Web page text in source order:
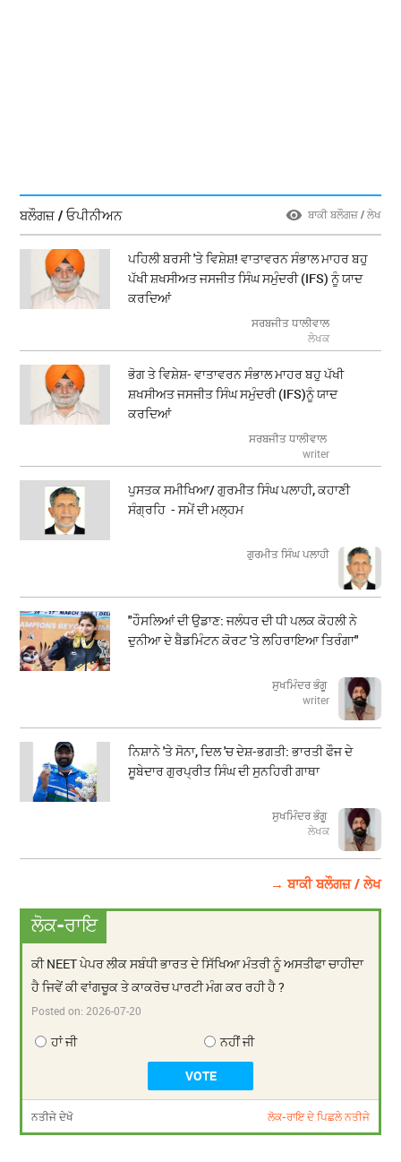
ਬਲੌਗਜ਼ / ਓਪੀਨੀਅਨ ਬਾਕੀ ਬਲੌਗਜ਼ / ਲੇਖ
ਪਹਿਲੀ ਬਰਸੀ 'ਤੇ ਵਿਸ਼ੇਸ਼! ਵਾਤਾਵਰਨ ਸੰਭਾਲ ਮਾਹਰ ਬਹੁ
ਪੱਖੀ ਸ਼ਖਸੀਅਤ ਜਸਜੀਤ ਸਿੰਘ ਸਮੁੰਦਰੀ (IFS) ਨੂੰ ਯਾਦ
ਕਰਦਿਆਂ
ਸਰਬਜੀਤ ਧਾਲੀਵਾਲ
ਲੇਖਕ
ਭੋਗ ਤੇ ਵਿਸ਼ੇਸ਼- ਵਾਤਾਵਰਨ ਸੰਭਾਲ ਮਾਹਰ ਬਹੁ ਪੱਖੀ
ਸ਼ਖਸੀਅਤ ਜਸਜੀਤ ਸਿੰਘ ਸਮੁੰਦਰੀ (IFS)ਨੂੰ ਯਾਦ
ਕਰਦਿਆਂ
ਸਰਬਜੀਤ ਧਾਲੀਵਾਲ
writer
ਪੁਸਤਕ ਸਮੀਖਿਆ/ ਗੁਰਮੀਤ ਸਿੰਘ ਪਲਾਹੀ, ਕਹਾਣੀ
ਸੰਗ੍ਰਹਿ - ਸਮੇਂ ਦੀ ਮਲ੍ਹਮ
ਗੁਰਮੀਤ ਸਿੰਘ ਪਲਾਹੀ
"ਹੌਸਲਿਆਂ ਦੀ ਉਡਾਣ: ਜਲੰਧਰ ਦੀ ਧੀ ਪਲਕ ਕੋਹਲੀ ਨੇ
ਦੁਨੀਆ ਦੇ ਬੈਡਮਿੰਟਨ ਕੋਰਟ 'ਤੇ ਲਹਿਰਾਇਆ ਤਿਰੰਗਾ"
ਸੁਖਮਿੰਦਰ ਭੰਗੂ
writer
ਨਿਸ਼ਾਨੇ 'ਤੇ ਸੋਨਾ, ਦਿਲ 'ਚ ਦੇਸ਼-ਭਗਤੀ: ਭਾਰਤੀ ਫੌਜ ਦੇ
ਸੂਬੇਦਾਰ ਗੁਰਪ੍ਰੀਤ ਸਿੰਘ ਦੀ ਸੁਨਹਿਰੀ ਗਾਥਾ
ਸੁਖਮਿੰਦਰ ਭੰਗੂ
ਲੇਖਕ
→ ਬਾਕੀ ਬਲੌਗਜ਼ / ਲੇਖ
ਲੋਕ-ਰਾਇ
ਕੀ NEET ਪੇਪਰ ਲੀਕ ਸਬੰਧੀ ਭਾਰਤ ਦੇ ਸਿੱਖਿਆ ਮੰਤਰੀ ਨੂੰ ਅਸਤੀਫਾ ਚਾਹੀਦਾ
ਹੈ ਜਿਵੇਂ ਕੀ ਵਾਂਗਚੂਕ ਤੇ ਕਾਕਰੋਚ ਪਾਰਟੀ ਮੰਗ ਕਰ ਰਹੀ ਹੈ ?
Posted on:2026-07-20
ਹਾਂ ਜੀ ਨਹੀਂ ਜੀ
ਨਤੀਜੇ ਦੇਖੋ ਲੋਕ-ਰਾਇ ਦੇ ਪਿਛਲੇ ਨਤੀਜੇ